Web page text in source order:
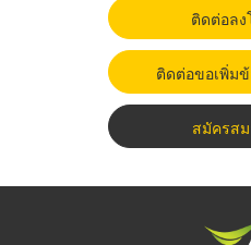
ติดต่อล
ติดต่อขอเพิ่ม
สมัครส